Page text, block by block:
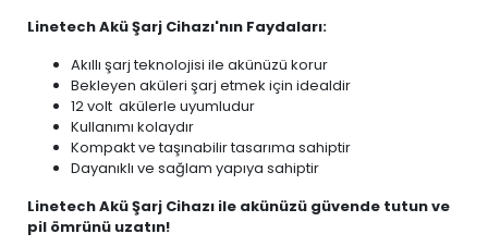
Linetech Akü Şarj Cihazı'nın Faydaları:
Akıllı şarj teknolojisi ile akünüzü korur
Bekleyen aküleri şarj etmek için idealdir
12 volt akülerle uyumludur
Kullanımı kolaydır
Kompakt ve taşınabilir tasarıma sahiptir
Dayanıklı ve sağlam yapıya sahiptir
Linetech Akü Şarj Cihazı ile akünüzü güvende tutun ve
pil ömrünü uzatın!